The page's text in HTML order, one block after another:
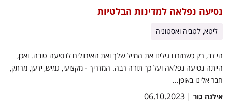
נסיעה נפלאה למדינות הבלטיות
ליטא, לטביה ואסטוניה
הי דב, רק כשחזרנו גילינו את המייל שלך ואת האיחולים לנסיעה טובה. ואכן,
הייתה נסיעה נפלאה ועל כך תודה רבה. המדריך - מקצועי, גמיש, ידען, מרתק,
חבר אלינו באופן...
אילנה גור | 06.10.2023